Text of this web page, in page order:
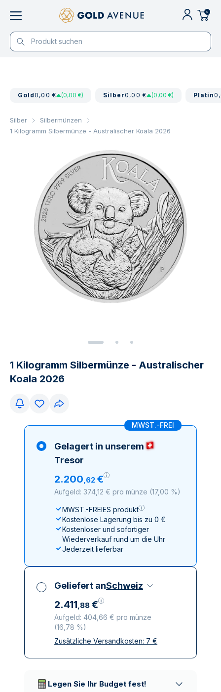
0
Gold0,00 € (0,00 €) Silber0,00 € (0,00 €) Platin
Silber
Silbermünzen
1 Kilogramm Silbermünze - Australischer Koala 2026
1 Kilogramm Silbermünze - Australischer
Koala 2026
MWST.-FREI
Gelagert in unserem
Tresor
2.200,62 €
Aufgeld: 374,12 € pro münze (17,00 %)
MWST.-FREIES produkt
Kostenlose Lagerung bis zu 0 €
Kostenloser und sofortiger
Wiederverkauf rund um die Uhr
Jederzeit lieferbar
Geliefert anSchweiz
2.411,88 €
Aufgeld: 404,66 € pro münze
(16,78 %)
Alle Steuern inbegriffen
Zusätzliche Versandkosten: 7 €
Legen Sie Ihr Budget fest!